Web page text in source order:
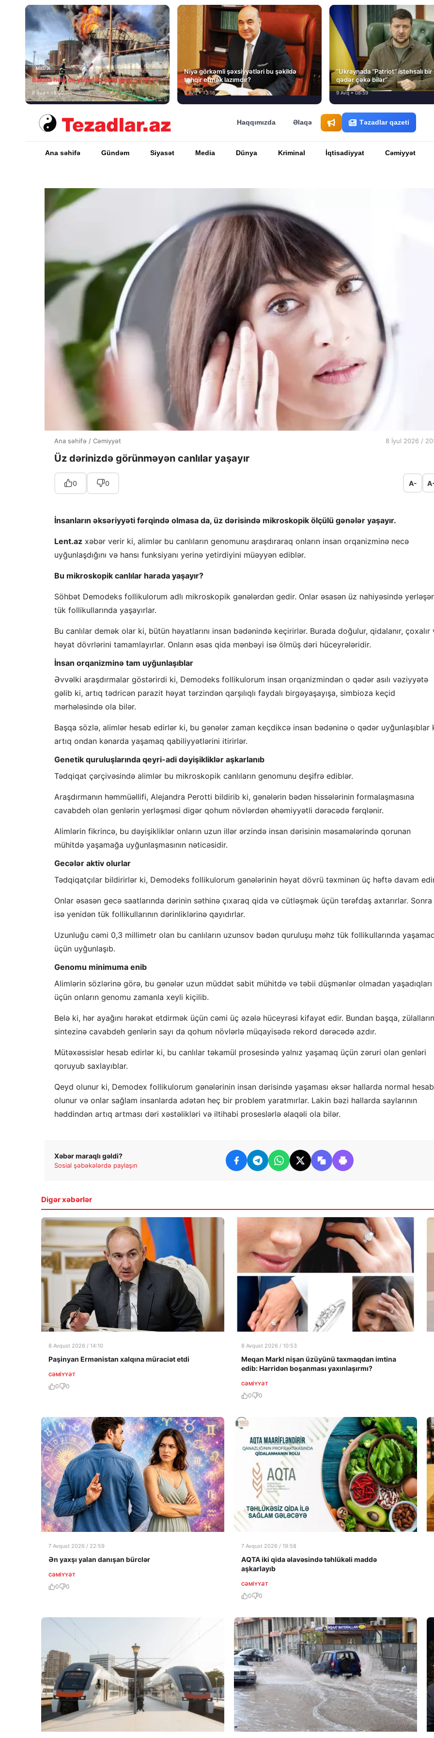
MEDİA
Bakıda hələ də yanacaq çəni yanır – FOTO
9 Avq • 18:00
Niyə görkəmli şəxsiyyətləri bu şəkildə
təhqir etmək lazımdır?
9 Avq • 13:16
“Ukraynada “Patriot” istehsalı
qədər çəkə bilər”
9 Avq • 08:59
Haqqımızda Əlaqə Təzadlar qazeti
Ana səhifə Gündəm Siyasət Media Dünya Kriminal İqtisadiyyat Cəmiyyət
Ana səhifə / Cəmiyyət 8 İyul 2026 /
Üz dərinizdə görünməyən canlılar yaşayır
0 0 A-
İnsanların əksəriyyəti fərqində olmasa da, üz dərisində mikroskopik ölçülü gənələr yaşayır.
Lent.az xəbər verir ki, alimlər bu canlıların genomunu araşdıraraq onların insan orqanizminə necə
uyğunlaşdığını və hansı funksiyanı yerinə yetirdiyini müəyyən ediblər.
Bu mikroskopik canlılar harada yaşayır?
Söhbət Demodeks follikulorum adlı mikroskopik gənələrdən gedir. Onlar əsasən üz nahiyəsində
tük follikullarında yaşayırlar.
Bu canlılar demək olar ki, bütün həyatlarını insan bədənində keçirirlər. Burada doğulur, qidalanır, çoxalır
həyat dövrlərini tamamlayırlar. Onların əsas qida mənbəyi isə ölmüş dəri hüceyrələridir.
İnsan orqanizminə tam uyğunlaşıblar
Əvvəlki araşdırmalar göstərirdi ki, Demodeks follikulorum insan orqanizmindən o qədər asılı vəziyyətə
gəlib ki, artıq tədricən parazit həyat tərzindən qarşılıqlı faydalı birgəyaşayışa, simbioza keçid
mərhələsində ola bilər.
Başqa sözlə, alimlər hesab edirlər ki, bu gənələr zaman keçdikcə insan bədəninə o qədər uyğunlaşıblar
artıq ondan kənarda yaşamaq qabiliyyətlərini itirirlər.
Genetik quruluşlarında qeyri-adi dəyişikliklər aşkarlanıb
Tədqiqat çərçivəsində alimlər bu mikroskopik canlıların genomunu deşifrə ediblər.
Araşdırmanın həmmüəllifi, Alejandra Perotti bildirib ki, gənələrin bədən hissələrinin formalaşmasına
cavabdeh olan genlərin yerləşməsi digər qohum növlərdən əhəmiyyətli dərəcədə fərqlənir.
Alimlərin fikrincə, bu dəyişikliklər onların uzun illər ərzində insan dərisinin məsamələrində qorunan
mühitdə yaşamağa uyğunlaşmasının nəticəsidir.
Gecələr aktiv olurlar
Tədqiqatçılar bildirirlər ki, Demodeks follikulorum gənələrinin həyat dövrü təxminən üç həftə davam
Onlar əsasən gecə saatlarında dərinin səthinə çıxaraq qida və cütləşmək üçün tərəfdaş axtarırlar. Sonra
isə yenidən tük follikullarının dərinliklərinə qayıdırlar.
Uzunluğu cəmi 0,3 millimetr olan bu canlıların uzunsov bədən quruluşu məhz tük follikullarında
üçün uyğunlaşıb.
Genomu minimuma enib
Alimlərin sözlərinə görə, bu gənələr uzun müddət sabit mühitdə və təbii düşmənlər olmadan yaşadıqları
üçün onların genomu zamanla xeyli kiçilib.
Belə ki, hər ayağını hərəkət etdirmək üçün cəmi üç əzələ hüceyrəsi kifayət edir. Bundan başqa, zülalların
sintezinə cavabdeh genlərin sayı da qohum növlərlə müqayisədə rekord dərəcədə azdır.
Mütəxəssislər hesab edirlər ki, bu canlılar təkamül prosesində yalnız yaşamaq üçün zəruri olan genləri
qoruyub saxlayıblar.
Qeyd olunur ki, Demodex follikulorum gənələrinin insan dərisində yaşaması əksər hallarda normal hesab
olunur və onlar sağlam insanlarda adətən heç bir problem yaratmırlar. Lakin bəzi hallarda saylarının
həddindən artıq artması dəri xəstəlikləri və iltihabi proseslərlə əlaqəli ola bilər.
Xəbər maraqlı gəldi?
Sosial şəbəkələrdə paylaşın
Digər xəbərlər
8 Avqust 2026 / 14:10
Paşinyan Ermənistan xalqına müraciət etdi
CƏMIYYƏT
0 0
8 Avqust 2026 / 10:53
Meqan Markl nişan üzüyünü taxmaqdan imtina
edib: Harridən boşanması yaxınlaşırmı?
CƏMIYYƏT
0 0
7 Avqust 2026 / 22:59
Ən yaxşı yalan danışan bürclər
CƏMIYYƏT
0 0
7 Avqust 2026 / 19:58
AQTA iki qida əlavəsində təhlükəli maddə
aşkarlayıb
CƏMIYYƏT
0 0